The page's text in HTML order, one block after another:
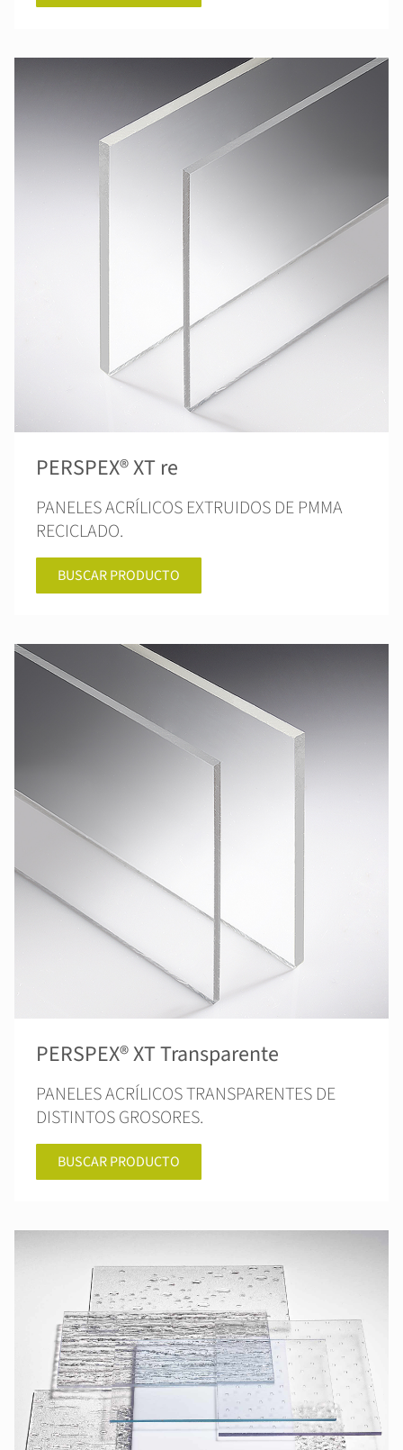
PERSPEX® XT re
PANELES ACRÍLICOS EXTRUIDOS DE PMMA
RECICLADO.
BUSCAR PRODUCTO
PERSPEX® XT Transparente
PANELES ACRÍLICOS TRANSPARENTES DE
DISTINTOS GROSORES.
BUSCAR PRODUCTO